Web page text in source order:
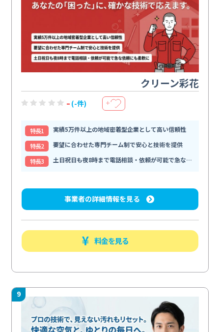
クリーン彩花
- (-件) ＋
特⻑1
実績5万件以上の地域密着型企業として高い信頼性
特⻑2
要望に合わせた専門チーム制で安心と技術を提供
特⻑3
土日祝日も夜8時まで電話相談・依頼が可能で急な依頼にも柔軟に
事業者の詳細情報を見る
料金を見る
9